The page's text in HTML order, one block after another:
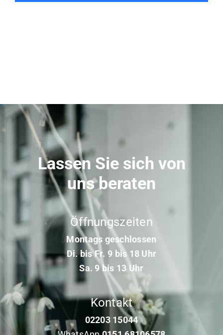
Lassen Sie sich von
uns beraten
Öffnungszeiten
Montags geschlossen
Di. bis Fr. 9 bis 18 Uhr
Sa. 9 bis 13 Uhr
Kontakt
02203 15044